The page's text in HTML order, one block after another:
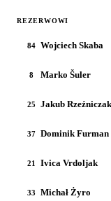
REZERWOWI
84 Wojciech Skaba
8 Marko Šuler
25 Jakub Rzeźniczak
37 Dominik Furman
21 Ivica Vrdoljak
33 Michał Żyro